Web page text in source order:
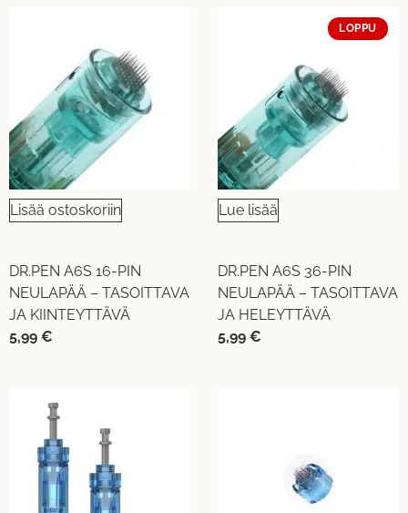
Lisää ostoskoriin
DR.PEN A6S 16-PIN
NEULAPÄÄ – TASOITTAVA
JA KIINTEYTTÄVÄ
5,99 €
LOPPU
Lue lisää
DR.PEN A6S 36-PIN
NEULAPÄÄ – TASOITTAVA
JA HELEYTTÄVÄ
5,99 €